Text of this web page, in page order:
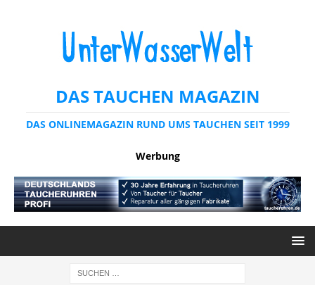
DAS TAUCHEN MAGAZIN
DAS ONLINEMAGAZIN RUND UMS TAUCHEN SEIT 1999
Werbung